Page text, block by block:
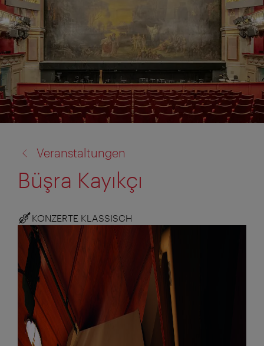
zu:
Veranstaltungen
Büşra Kayıkçı
KONZERTE KLASSISCH